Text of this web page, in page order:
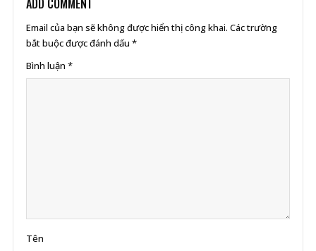
ADD COMMENT
Email của bạn sẽ không được hiển thị công khai. Các trường
bắt buộc được đánh dấu *
Bình luận *
Tên